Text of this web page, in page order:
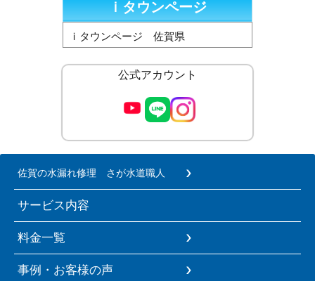
ｉタウンページ
ｉタウンページ 佐賀県
公式アカウント
佐賀の水漏れ修理 さが水道職人
サービス内容
料金一覧
事例・お客様の声